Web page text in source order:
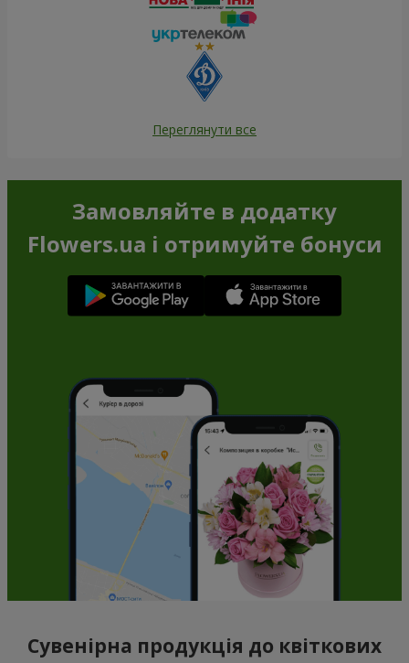
Переглянути все
Замовляйте в додатку
Flowers.ua і отримуйте бонуси
Сувенірна продукція до квіткових